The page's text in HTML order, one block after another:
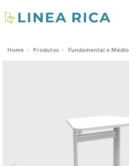
Home Produtos Fundamental e Médio